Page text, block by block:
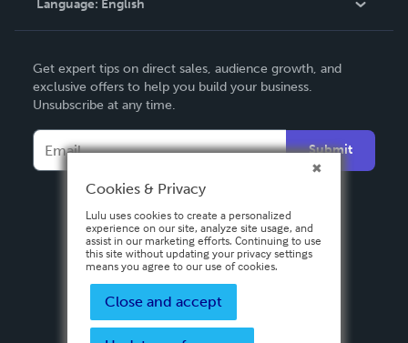
Contact Support
Language: English
Deutsch
Français
Español
Get expert tips on direct sales, audience growth, and
exclusive offers to help you build your business.
Unsubscribe at any time.
Submit
Cookies & Privacy
Lulu uses cookies to create a personalized
experience on our site, analyze site usage, and
assist in our marketing efforts. Continuing to use
this site without updating your privacy settings
means you agree to our use of cookies.
Close and accept